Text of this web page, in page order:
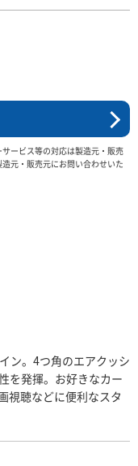
ービス等の対応は製造元・販売
元・販売元にお問い合わせいた
ン。4つ角のエアクッシ
を発揮。お好きなカー
視聴などに便利なスタ